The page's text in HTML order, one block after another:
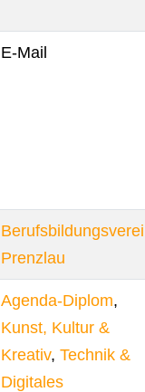
E-Mail
Prenzlau
Agenda-Diplom,
Kunst, Kultur &
Kreativ, Technik &
Digitales